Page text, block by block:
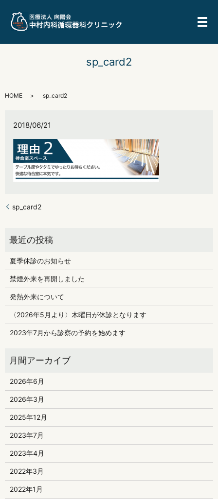
メ
sp_card2
HOME sp_card2
2018/06/21
sp_card2
夏季休診のお知らせ
禁煙外来を再開しました
発熱外来について
〈2026年5月より〉木曜日が休診となります
2023年7月から診察の予約を始めます
2026年6月
2026年3月
2025年12月
2023年7月
2023年4月
2022年3月
2022年1月